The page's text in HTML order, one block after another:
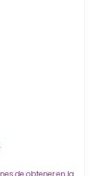
de obtener en la